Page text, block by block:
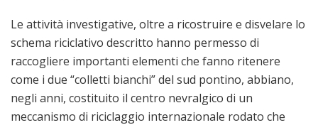
Le attività investigative, oltre a ricostruire e disvelare lo
schema riciclativo descritto hanno permesso di
raccogliere importanti elementi che fanno ritenere
come i due “colletti bianchi” del sud pontino, abbiano,
negli anni, costituito il centro nevralgico di un
meccanismo di riciclaggio internazionale rodato che